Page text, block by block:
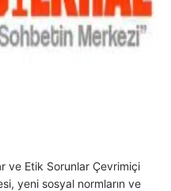
ve Etik Sorunlar Çevrimiçi
yeni sosyal normların ve